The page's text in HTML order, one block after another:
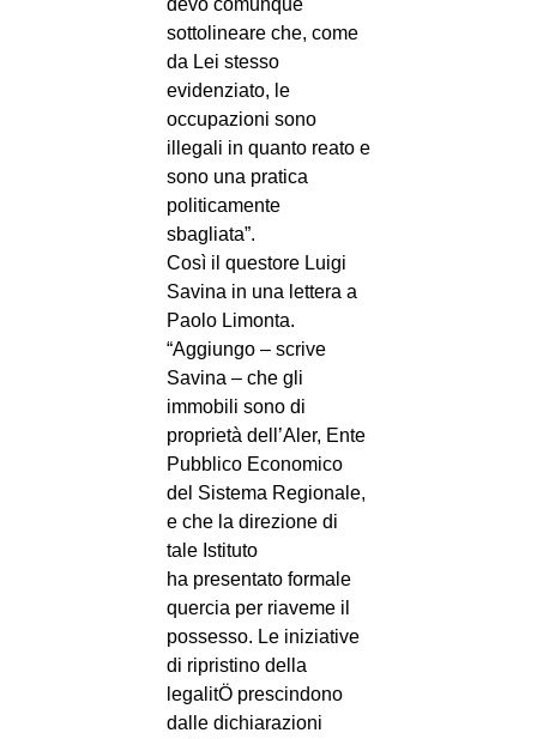
devo comunque
sottolineare che, come
da Lei stesso
evidenziato, le
occupazioni sono
illegali in quanto reato e
sono una pratica
politicamente
sbagliata”.
Così il questore Luigi
Savina in una lettera a
Paolo Limonta.
“Aggiungo – scrive
Savina – che gli
immobili sono di
proprietà dell’Aler, Ente
Pubblico Economico
del Sistema Regionale,
e che la direzione di
tale Istituto
ha presentato formale
quercia per riaveme il
possesso. Le iniziative
di ripristino della
legalitÖ prescindono
dalle dichiarazioni